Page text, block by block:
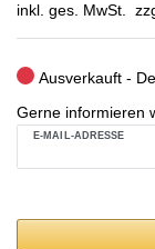
inkl. ges. MwSt.
Ausverkauft -
Gerne informieren
E-MAIL-ADRESSE